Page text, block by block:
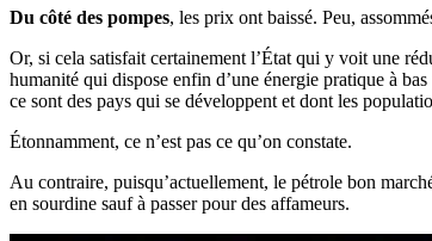
Du côté des pompes, les prix ont baissé. Peu,
Or, si cela satisfait certainement l’État qui y voit une
humanité qui dispose enfin d’une énergie pratique à
ce sont des pays qui se développent et dont les
Étonnamment, ce n’est pas ce qu’on constate.
Au contraire, puisqu’actuellement, le pétrole bon
en sourdine sauf à passer pour des affameurs.